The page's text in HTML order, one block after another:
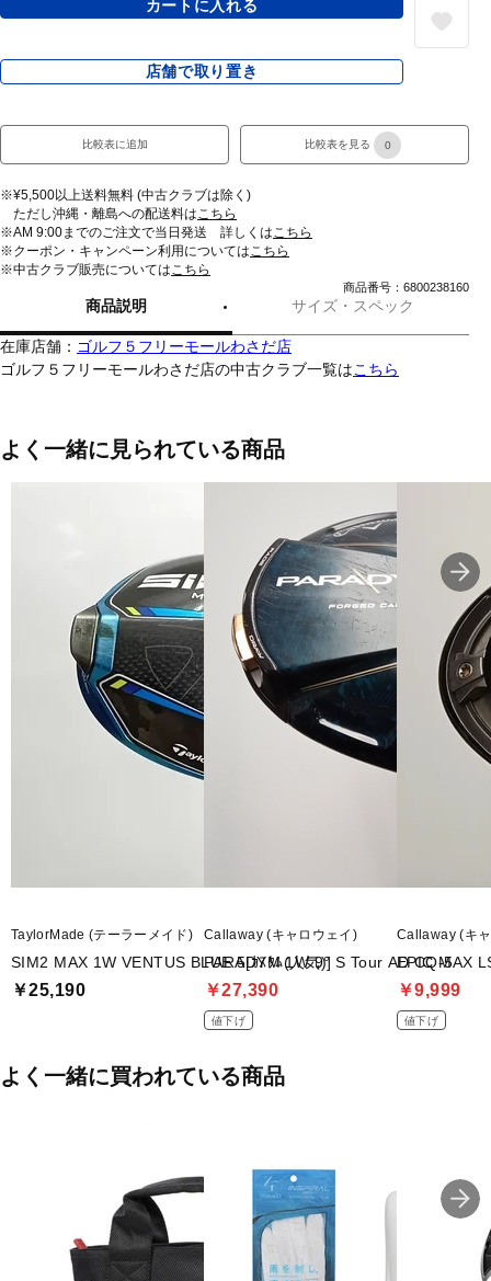
カートに入れる
店舗で取り置き
比較表に追加 比較表を見る 0
※¥5,500以上送料無料 (中古クラブは除く)
ただし沖縄・離島への配送料はこちら
※AM 9:00までのご注文で当日発送 詳しくはこちら
※クーポン・キャンペーン利用についてはこちら
※中古クラブ販売についてはこちら
商品番号：6800238160
商品説明 サイズ・スペック
在庫店舗： ゴルフ５フリーモールわさだ店
ゴルフ５フリーモールわさだ店の中古クラブ一覧はこちら
よく一緒に見られている商品
TaylorMade (テーラーメイド)
SIM2 MAX 1W VENTUS BLUE 5[ｶｽﾀﾑ(人気)]
￥25,190
Callaway (キャロウェイ)
PARADYM 1W 9° S Tour AD CQ-5
￥27,390
値下げ
Callaway (キ
EPIC MAX
￥9,999
値下げ
よく一緒に買われている商品